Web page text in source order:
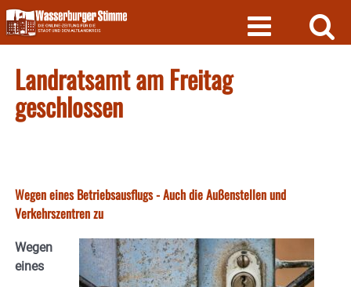
Skip
to
content
Landratsamt am Freitag
geschlossen
Wegen eines Betriebsausflugs - Auch die Außenstellen und
Verkehrszentren zu
Wegen
eines